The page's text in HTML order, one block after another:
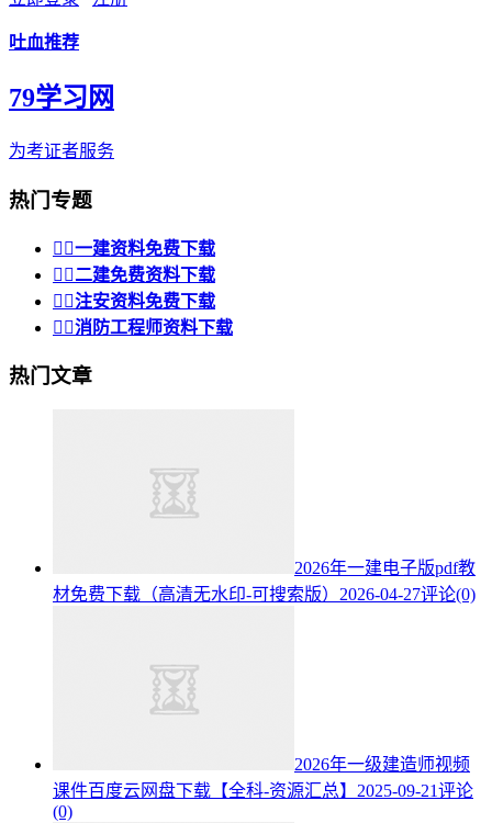
吐血推荐
79学习网
为考证者服务
热门专题
 一建资料免费下载
 二建免费资料下载
 注安资料免费下载
 消防工程师资料下载
热门文章
2026年一建电子版pdf教
材免费下载（高清无水印-可搜索版） 2026-04-27评论(0)
2026年一级建造师视频
课件百度云网盘下载【全科-资源汇总】 2025-09-21评论
(0)